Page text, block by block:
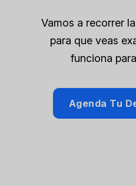
Vamos a recorrer
para que veas
funciona
Agenda Tu